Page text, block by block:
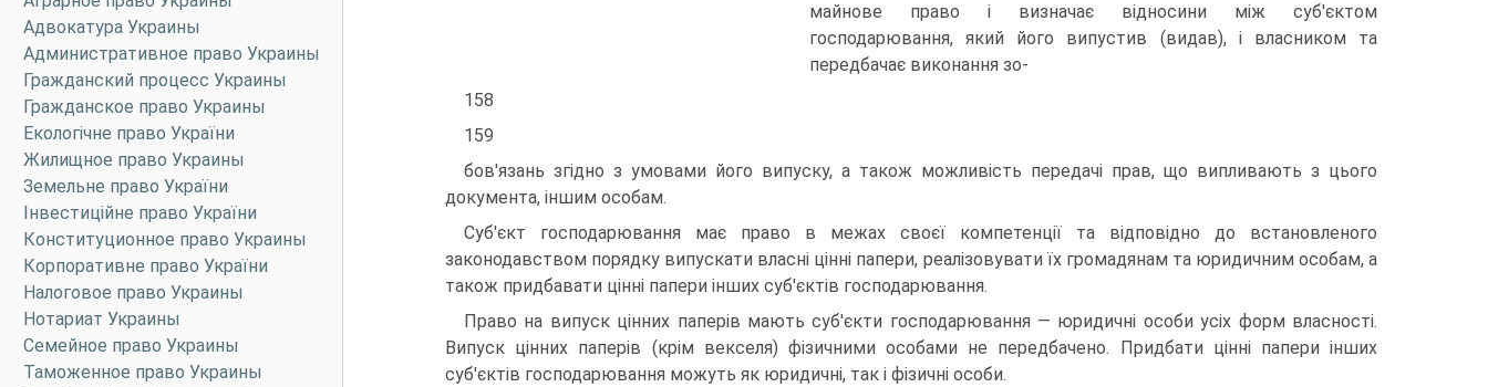
Адвокатура Украины
Административное право Украины
Гражданский процесс Украины
Гражданское право Украины
Екологічне право України
Жилищное право Украины
Земельне право України
Інвестиційне право України
Конституционное право Украины
Корпоративне право України
Налоговое право Украины
Нотариат Украины
Семейное право Украины
Таможенное право Украины
майнове право і визначає відносини між суб'єктом
господарювання, який його випустив (видав), і власником та
передбачає виконання зо-
158
159
бов'язань згідно з умовами його випуску, а також можливість передачі прав, що випливають з цього
документа, іншим особам.
Суб'єкт господарювання має право в межах своєї компетенції та відповідно до встановленого
законодавством порядку випускати власні цінні папери, реалізовувати їх громадянам та юридичним особам, а
також придбавати цінні папери інших суб'єктів господарювання.
Право на випуск цінних паперів мають суб'єкти господарювання — юридичні особи усіх форм власності.
Випуск цінних паперів (крім векселя) фізичними особами не передбачено. Придбати цінні папери інших
суб'єктів господарювання можуть як юридичні, так і фізичні особи.